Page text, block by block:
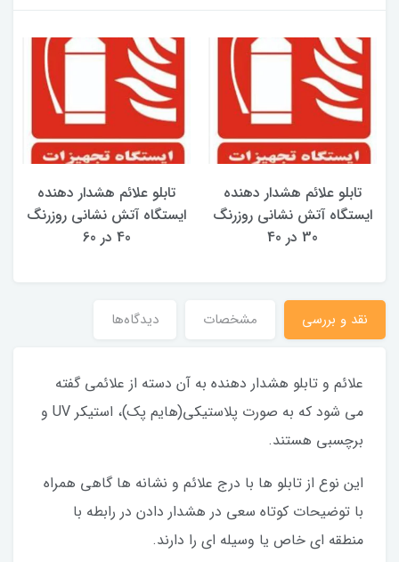
تابلو علائم هشدار دهنده
ایستگاه آتش نشانی روزرنگ
30 در 40
تابلو علائم هشدار دهنده
ایستگاه آتش نشانی روزرنگ
40 در 60
نقد و بررسی مشخصات دیدگاه‌ها
علائم و تابلو هشدار دهنده به آن دسته از علائمی گفته
می شود که به صورت پلاستیکی(هایم پک)، استیکر UV و
برچسبی هستند.
این نوع از تابلو ها با درج علائم و نشانه ها گاهی همراه
با توضیحات کوتاه سعی در هشدار دادن در رابطه با
منطقه ای خاص یا وسیله ای را دارند.